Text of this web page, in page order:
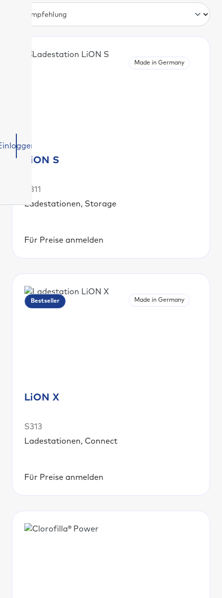
Made in Germany
LiON S
S311
Ladestationen, Storage
Für Preise anmelden
Bestseller Made in Germany
LiON X
S313
Ladestationen, Connect
Für Preise anmelden